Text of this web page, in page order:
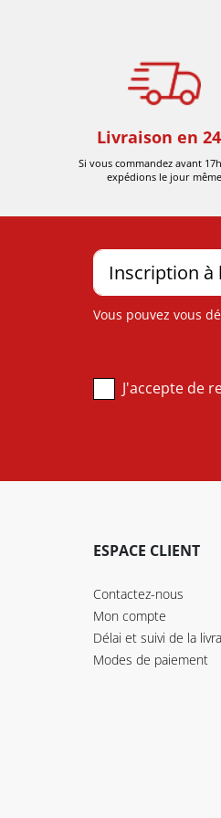
Livraison en
Si vous commandez avant
expédions le jour même
Vous pouvez vous
J'accepte de
ESPACE CLIENT
Contactez-nous
Mon compte
Délai et suivi de la
Modes de paiement